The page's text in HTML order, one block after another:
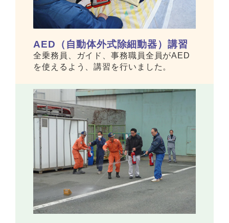
AED（自動体外式除細動器）講習
全乗務員、ガイド、事務職員全員がAED
を使えるよう、講習を行いました。